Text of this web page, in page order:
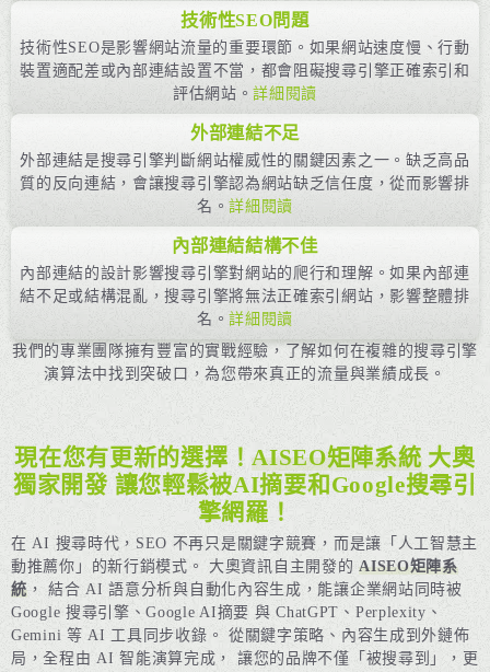
技術性SEO問題
技術性SEO是影響網站流量的重要環節。如果網站速度慢、行動
裝置適配差或內部連結設置不當，都會阻礙搜尋引擎正確索引和
評估網站。詳細閱讀
外部連結不足
外部連結是搜尋引擎判斷網站權威性的關鍵因素之一。缺乏高品
質的反向連結，會讓搜尋引擎認為網站缺乏信任度，從而影響排
名。詳細閱讀
內部連結結構不佳
內部連結的設計影響搜尋引擎對網站的爬行和理解。如果內部連
結不足或結構混亂，搜尋引擎將無法正確索引網站，影響整體排
名。詳細閱讀
我們的專業團隊擁有豐富的實戰經驗，了解如何在複雜的搜尋引擎
演算法中找到突破口，為您帶來真正的流量與業績成長。
現在您有更新的選擇！AISEO矩陣系統大奧
獨家開發 讓您輕鬆被AI摘要和Google搜尋引
擎網羅！
在 AI 搜尋時代，SEO 不再只是關鍵字競賽，而是讓「人工智慧主
動推薦你」的新行銷模式。 大奧資訊自主開發的AISEO矩陣系
統， 結合 AI 語意分析與自動化內容生成，能讓企業網站同時被
Google 搜尋引擎、Google AI摘要 與 ChatGPT、Perplexity、
Gemini 等 AI 工具同步收錄。 從關鍵字策略、內容生成到外鏈佈
局，全程由 AI 智能演算完成， 讓您的品牌不僅「被搜尋到」，更